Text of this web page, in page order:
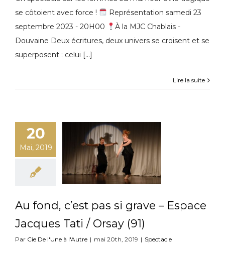
se côtoient avec force !
Représentation samedi 23
septembre 2023 - 20H00
À la MJC Chablais -
Douvaine Deux écritures, deux univers se croisent et se
superposent : celui [...]
Lire la suite
20
Mai, 2019
Au fond, c’est pas si grave – Espace
Jacques Tati / Orsay (91)
Par Cie De l'Une à l'Autre | mai 20th, 2019 | Spectacle